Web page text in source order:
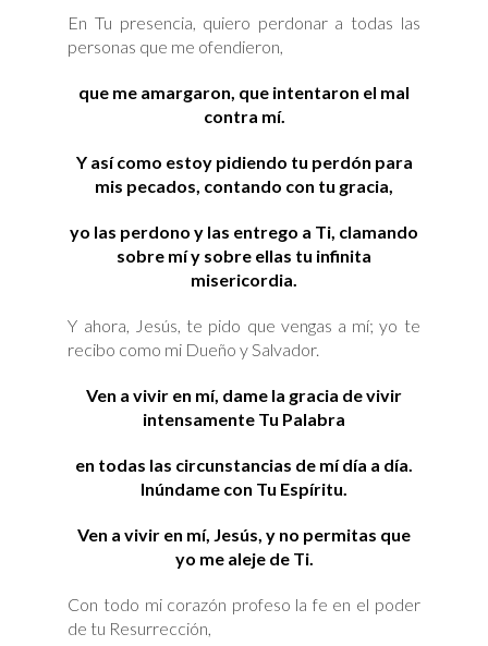
En Tu presencia, quiero perdonar a todas las
personas que me ofendieron,
que me amargaron, que intentaron el mal
contra mí.
Y así como estoy pidiendo tu perdón para
mis pecados, contando con tu gracia,
yo las perdono y las entrego a Ti, clamando
sobre mí y sobre ellas tu infinita
misericordia.
Y ahora, Jesús, te pido que vengas a mí; yo te
recibo como mi Dueño y Salvador.
Ven a vivir en mí, dame la gracia de vivir
intensamente Tu Palabra
en todas las circunstancias de mí día a día.
Inúndame con Tu Espíritu.
Ven a vivir en mí, Jesús, y no permitas que
yo me aleje de Ti.
Con todo mi corazón profeso la fe en el poder
de tu Resurrección,